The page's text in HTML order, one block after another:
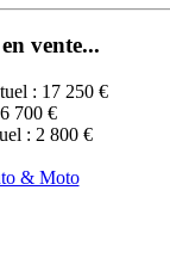
vente...
: 17 250 €
700 €
: 2 800 €
& Moto